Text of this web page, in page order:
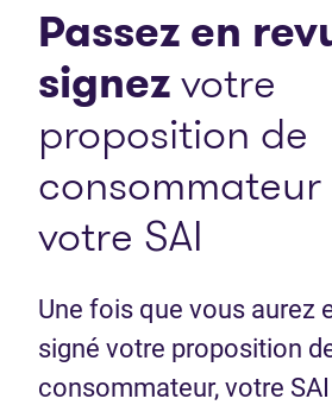
Passez en
signezvotre
proposition de
consommateur
votre SAI
Une fois que vous aurez
signé votre proposition
consommateur, votre